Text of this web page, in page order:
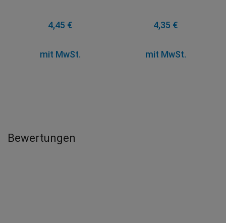
4,45 €
mit MwSt.
4,35 €
mit MwSt.
Bewertungen